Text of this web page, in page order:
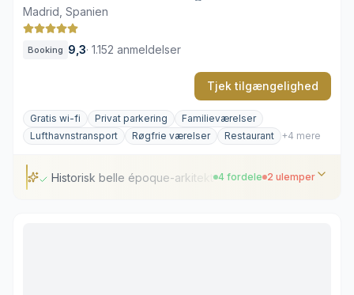
Madrid, Spanien
Booking 9,3· 1.152 anmeldelser
Tjek tilgængelighed
Gratis wi-fi Privat parkering
Familieværelser
Lufthavnstransport
Røgfrie værelser Restaurant +4 mere
Historisk belle époque-arkitektur4 fordele 2 ulemper